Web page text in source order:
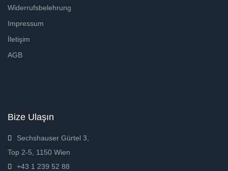
Widerrufsbelehrung
Impressum
İletişim
AGB
Bize Ulaşın
Sechshauser Gürtel 3,
Top 2-5, 1150 Wien
+43 1 239 52 88